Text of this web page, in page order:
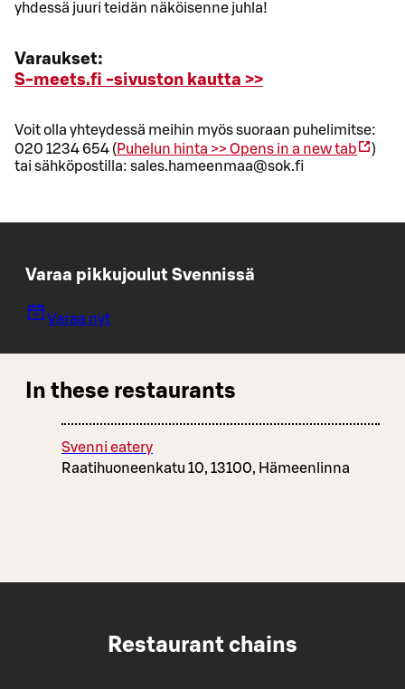
yhdessä juuri teidän näköisenne juhla!
Varaukset:
S-meets.fi -sivuston kautta >>
Voit olla yhteydessä meihin myös suoraan puhelimitse:
020 1234 654 ( Puhelun hinta >>Opens in a new tab
)
tai sähköpostilla: sales.hameenmaa@sok.fi
Varaa pikkujoulut Svennissä
Varaa nyt
In these restaurants
Svenni eatery
Raatihuoneenkatu 10, 13100, Hämeenlinna
Restaurant chains